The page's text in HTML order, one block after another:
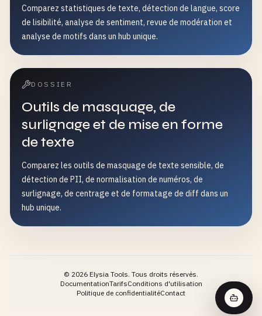
Comparez statistiques de texte, détection de langue, score
de lisibilité, analyse de sentiment, revue de modération et
analyse de motifs dans un hub unique.
DOSSIER
Outils de masquage, de
surlignage et de mise en forme
de texte
Comparez les outils de masquage de texte sensible, de
détection de PII, de normalisation de numéros, de
surlignage, de centrage et de formatage de diff dans un
hub unique.
© 2026 Elysia Tools. Tous droits réservés.
DocumentationTarifsConditions d'utilisation
Politique de confidentialitéContact